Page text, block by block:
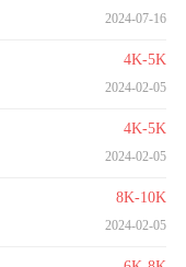
2024-07-16
4K-5K
2024-02-05
4K-5K
2024-02-05
8K-10K
2024-02-05